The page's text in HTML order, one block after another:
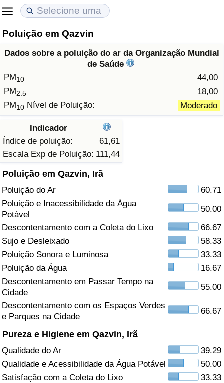
Poluição em Qazvin
Dados sobre a poluição do ar da Organização Mundial
de Saúde
PM10
44,00
PM2.5
18,00
PM10 Nível de Poluição: Moderado
Indicador
Índice de poluição:
61,61
Escala Exp de Poluição: 111,44
Poluição em Qazvin, Irã
Poluição do Ar
60.71
Poluição e Inacessibilidade da Água
Potável
50.00
Descontentamento com a Coleta do Lixo
66.67
Sujo e Desleixado
58.33
Poluição Sonora e Luminosa
33.33
Poluição da Água
16.67
Descontentamento em Passar Tempo na
Cidade
55.00
Descontentamento com os Espaços Verdes
e Parques na Cidade
66.67
Pureza e Higiene em Qazvin, Irã
Qualidade do Ar
39.29
Qualidade e Acessibilidade da Água Potável
50.00
Satisfação com a Coleta do Lixo
33.33
Custo de Vida
Indicador de Custo de Vida (Atual)
Indicador de Custo de Vida
em Aqaba
Preços de Imóveis
Indicador de Preços de Imóveis (Atual)
Indicador de Preços de Imóveis
Qualidade de Vida
Indicador de Qualidade de Vida
Indicador de Qualidade de Vida (Atual)
Crime
Taxa do Indicador de Crime (Atual)
Indicador de Crime
Índice de criminalidade por país
Saúde
Indicador de Saúde (Atual)
Indicador de Saúde
Indicador de Saúde por País
Indicador de Poluição (Atual)